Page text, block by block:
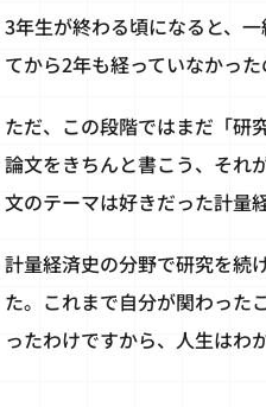
3年生が終わる頃になると、
てから2年も経っていなかっ
ただ、この段階ではまだ「研
論文をきちんと書こう、それ
文のテーマは好きだった計量
計量経済史の分野で研究を続
た。これまで自分が関わった
ったわけですから、人生はわ